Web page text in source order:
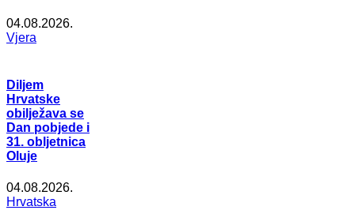
04.08.2026.
Vjera
Diljem
Hrvatske
obilježava se
Dan pobjede i
31. obljetnica
Oluje
04.08.2026.
Hrvatska